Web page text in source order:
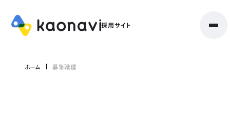
ホーム 募集職種